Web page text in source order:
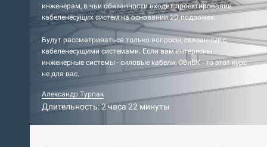
инженерам, в чьи обязанности входит проектирование
кабеленесущих систем на основании 2D подложек.
Будут рассматриваться только вопросы, связанные с
кабеленесущими системами. Если вам интересны
инженерные системы - силовые кабели, ОВиВК - то этот курс
не для вас.
Александр Турпак
Длительность: 2 часа 22 минуты